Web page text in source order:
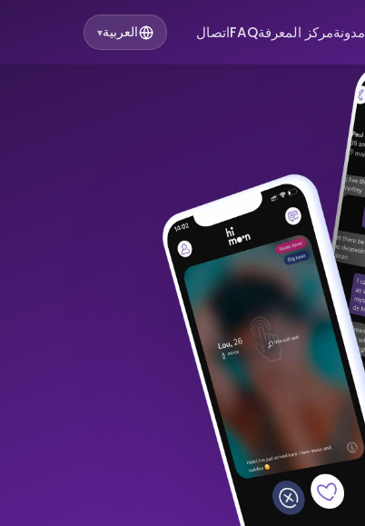
مدونةمركز المعرفةFAQاتصال العربية▾